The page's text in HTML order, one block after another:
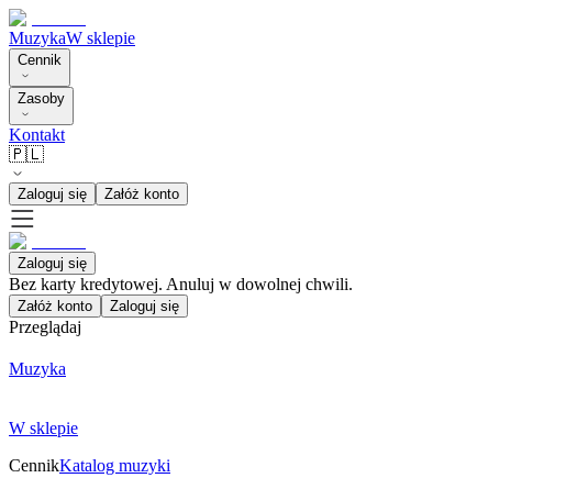
MuzykaW sklepie
Cennik
Zasoby
Kontakt
🇵🇱
Zaloguj się Załóż konto
Zaloguj się
Bez karty kredytowej. Anuluj w dowolnej chwili.
Załóż konto Zaloguj się
Przeglądaj
Muzyka
W sklepie
CennikKatalog muzyki